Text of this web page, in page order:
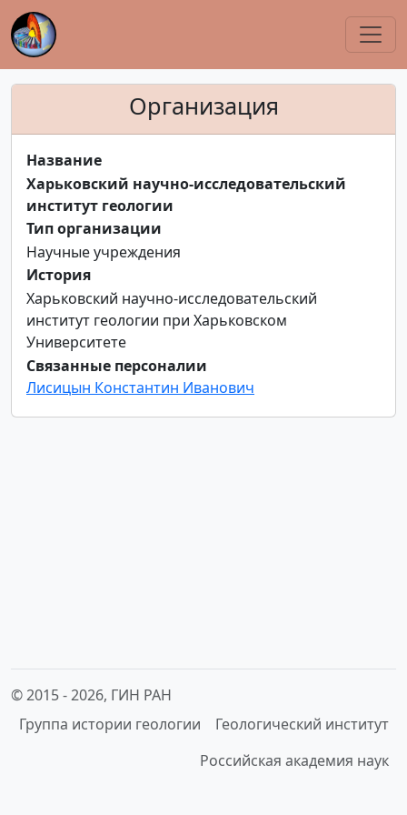
Организация
Название
Харьковский научно-исследовательский
институт геологии
Тип организации
Научные учреждения
История
Харьковский научно-исследовательский
институт геологии при Харьковском
Университете
Связанные персоналии
Лисицын Константин Иванович
© 2015 -2026, ГИН РАН
Группа истории геологии
Геологический институт
Российская академия наук